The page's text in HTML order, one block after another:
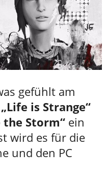
gefühlt am
„Life is Strange“
the Storm“ ein
wird es für die
und den PC